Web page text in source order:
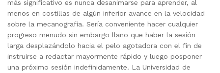
más significativo es nunca desanimarse para aprender, al
menos en costillas de algún inferior avance en la velocidad
sobre la mecanografia. Serí­a conveniente hacer cualquier
progreso menudo sin embargo llano que haber la sesión
larga desplazándolo hacia el pelo agotadora con el fin de
instruirse a redactar mayormente rápido y luego posponer
una próximo sesión indefinidamente. La Universidad de